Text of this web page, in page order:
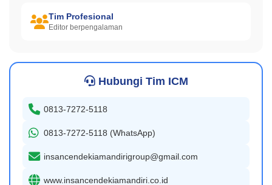
Tim Profesional
Editor berpengalaman
Hubungi Tim ICM
0813-7272-5118
0813-7272-5118 (WhatsApp)
insancendekiamandirigroup@gmail.com
www.insancendekiamandiri.co.id